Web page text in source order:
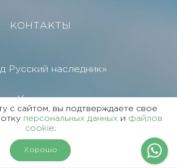
КОНТАКТЫ
Русский наследник»
Кампания
Спецпредложения
Вакансии
с сайтом, вы подтверждаете свое
персональных данных и файлов
cookie.
Хорошо